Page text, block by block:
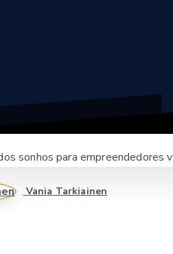
Vania Tarkiainen